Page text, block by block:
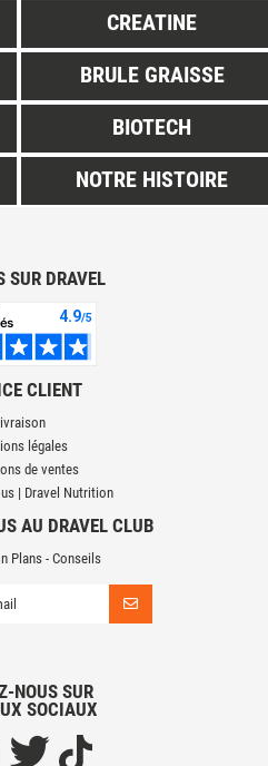
CREATINE
BRULE GRAISSE
BIOTECH
NOTRE HISTOIRE
SUR DRAVEL
CLIENT
légales
de ventes
| Dravel Nutrition
AU DRAVEL CLUB
Plans - Conseils
NOUS SUR
SOCIAUX